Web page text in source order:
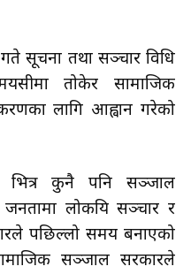
सूचना तथा सञ्चार प्रविधि
तोकेर सामाजिक
लागि आह्वान गरेको
भित्र कुनै पनि सञ्जाल
लोकप्रिय सञ्चार र
पछिल्लो समय बनाएको
सञ्जाल सरकारले